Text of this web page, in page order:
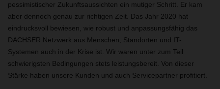
pessimistischer Zukunftsaussichten ein mutiger Schritt. Er kam
aber dennoch genau zur richtigen Zeit. Das Jahr 2020 hat
eindrucksvoll bewiesen, wie robust und anpassungsfähig das
DACHSER Netzwerk aus Menschen, Standorten und IT-
Systemen auch in der Krise ist. Wir waren unter zum Teil
schwierigsten Bedingungen stets leistungsbereit. Von dieser
Stärke haben unsere Kunden und auch Servicepartner profitiert.